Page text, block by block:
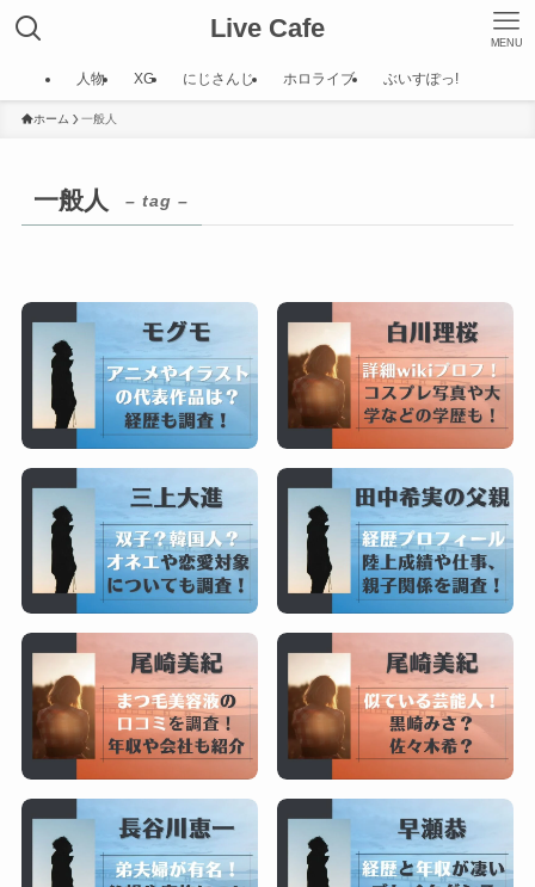
Live Cafe MENU
人物 XG にじさんじ ホロライブ ぶいすぽっ!
ホーム 一般人
一般人 – tag –